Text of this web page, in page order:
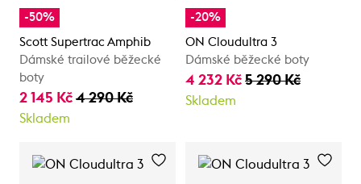
-50%
Scott Supertrac Amphib
Dámské trailové běžecké
boty
2 145 Kč 4 290 Kč
Skladem
-20%
ON Cloudultra 3
Dámské běžecké boty
4 232 Kč 5 290 Kč
Skladem